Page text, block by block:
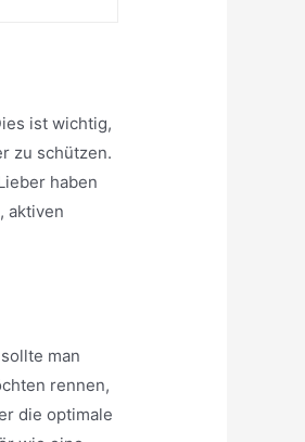
ist wichtig,
zu schützen.
haben
aktiven
man
rennen,
die optimale